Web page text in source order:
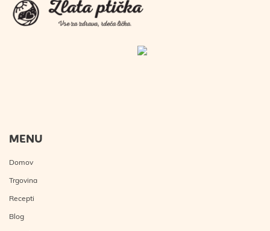
MENU
Domov
Trgovina
Recepti
Blog